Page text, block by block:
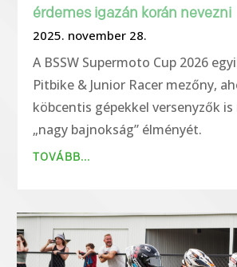
érdemes igazán korán nevezni
2025. november 28.
A BSSW Supermoto Cup 2026
Pitbike & Junior Racer mezőny,
köbcentis gépekkel versenyzők
„nagy bajnokság” élményét.
TOVÁBB...